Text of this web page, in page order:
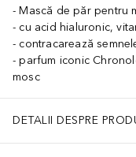
Mască de păr pentru
cu acid hialuronic,
contracarează
parfum iconic
mosc
DETALII DESPRE